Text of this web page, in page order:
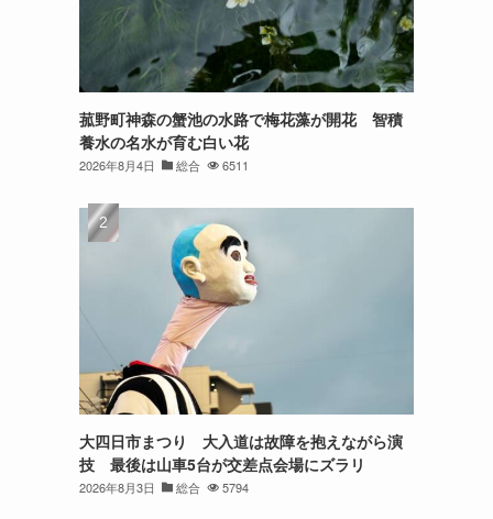
菰野町神森の蟹池の水路で梅花藻が開花 智積
養水の名水が育む白い花
2026年8月4日 総合 6511
大四日市まつり 大入道は故障を抱えながら演
技 最後は山車5台が交差点会場にズラリ
2026年8月3日 総合 5794